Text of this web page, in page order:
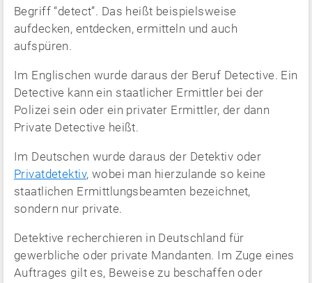
Begriff “detect”. Das heißt beispielsweise
aufdecken, entdecken, ermitteln und auch
aufspüren.
Im Englischen wurde daraus der Beruf Detective. Ein
Detective kann ein staatlicher Ermittler bei der
Polizei sein oder ein privater Ermittler, der dann
Private Detective heißt.
Im Deutschen wurde daraus der Detektiv oder
Privatdetektiv, wobei man hierzulande so keine
staatlichen Ermittlungsbeamten bezeichnet,
sondern nur private.
Detektive recherchieren in Deutschland für
gewerbliche oder private Mandanten. Im Zuge eines
Auftrages gilt es, Beweise zu beschaffen oder